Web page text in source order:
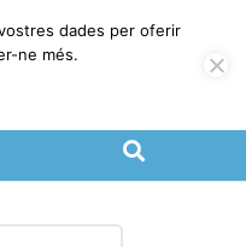
dades per oferir
ne més.